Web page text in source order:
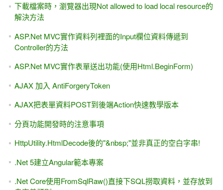
下載檔案時，瀏覽器出現Not allowed to load local resource的
解決方法
ASP.Net MVC實作資料列裡面的Input欄位資料傳遞到
Controller的方法
ASP.Net MVC實作表單送出功能(使用Html.BeginForm)
AJAX 加入 AntiForgeryToken
AJAX把表單資料POST到後端Action快速教學版本
分頁功能開發時的注意事項
HttpUtility.HtmlDecode後的"&nbsp;"並非真正的空白字串!
.Net 5建立Angular範本專案
.Net Core使用FromSqlRaw()直接下SQL撈取資料，並存放到